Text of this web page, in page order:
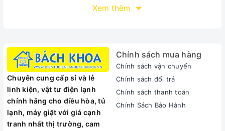
Thiết kế Inox sang trọng, chắc chắn
bóng, hạn chế bám bụi bẩn một cách tối ưu. Các bộ phận
được khớp với nhau một cách chắc chắn và mang tính thẩm
mỹ cao, giúp máy hoạt động tốt, êm ái và chống rò rỉ ra
ngoài.
2 cối riêng biệt đi kèm
Xem thêm
Chuyên cung cấp sỉ và lẻ
linh kiện, vật tư điện lạnh
chính hãng cho điều hòa, tủ
lạnh, máy giặt với giá cạnh
tranh nhất thị trường, cam
Chính sách mua hàng
Chính sách vận chuyển
Chính sách đổi trả
Chính sách thanh toán
Chính Sách Bảo Hành